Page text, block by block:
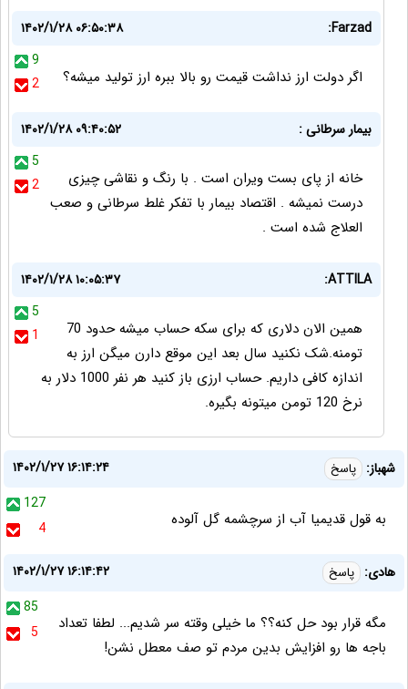
Farzad:
۱۴۰۲/۱/۲۸ ۰۶:۵۰:۳۸
9
2
اگر دولت ارز نداشت قیمت رو بالا ببره ارز تولید میشه؟
بیمار سرطانی :
۱۴۰۲/۱/۲۸ ۰۹:۴۰:۵۲
5
2
خانه از پای بست ویران است . با رنگ و نقاشی چیزی
درست نمیشه . اقتصاد بیمار با تفکر غلط سرطانی و صعب
العلاج شده است .
ATTILA:
۱۴۰۲/۱/۲۸ ۱۰:۰۵:۳۷
5
1
همین الان دلاری که برای سکه حساب میشه حدود 70
تومنه.شک نکنید سال بعد این موقع دارن میگن ارز به
اندازه کافی داریم. حساب ارزی باز کنید هر نفر 1000 دلار به
نرخ 120 تومن میتونه بگیره.
شهباز: پاسخ
۱۴۰۲/۱/۲۷ ۱۶:۱۴:۲۴
127
4
به قول قدیمیا آب از سرچشمه گل آلوده
هادی: پاسخ
۱۴۰۲/۱/۲۷ ۱۶:۱۴:۴۲
85
5
مگه قرار بود حل کنه؟؟ ما خیلی وقته سر شدیم... لطفا تعداد
باجه ها رو افزایش بدین مردم تو صف معطل نشن!